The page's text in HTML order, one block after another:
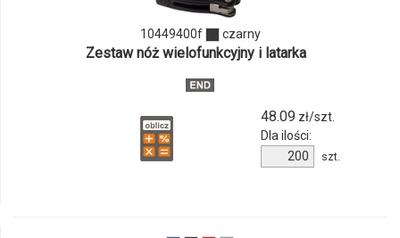
10449400f czarny
Zestaw nóż wielofunkcyjny i latarka
48.09 zł/szt.
Dla ilości:
produktu
szt.